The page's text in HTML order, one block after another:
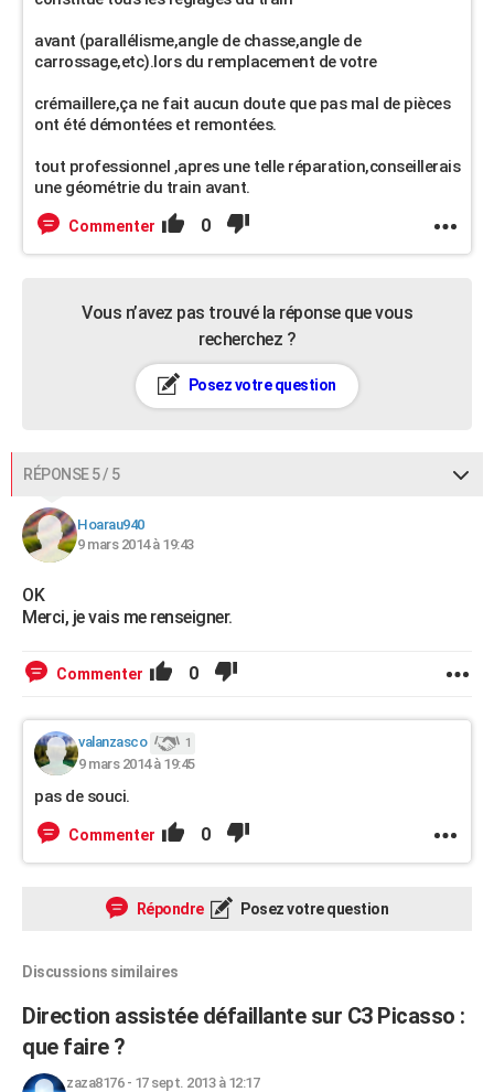
avant (parallélisme,angle de chasse,angle de
carrossage,etc).lors du remplacement de votre
crémaillere,ça ne fait aucun doute que pas mal de pièces
ont été démontées et remontées.
tout professionnel ,apres une telle réparation,conseillerais
une géométrie du train avant.
Commenter 0
Vous n’avez pas trouvé la réponse que vous
recherchez ?
Posez votre question
RÉPONSE 5 / 5
Hoarau940
9 mars 2014 à 19:43
OK
Merci, je vais me renseigner.
Commenter 0
valanzasco 1
9 mars 2014 à 19:45
pas de souci.
Commenter 0
Répondre Posez votre question
Discussions similaires
Direction assistée défaillante sur C3 Picasso :
que faire ?
zaza8176- 17 sept. 2013 à 12:17